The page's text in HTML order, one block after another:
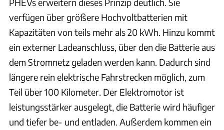
verfügen über größere Hochvoltbatterien mit
Kapazitäten von teils mehr als 20 kWh. Hinzu kommt
ein externer Ladeanschluss, über den die Batterie aus
dem Stromnetz geladen werden kann. Dadurch sind
längere rein elektrische Fahrstrecken möglich, zum
Teil über 100 Kilometer. Der Elektromotor ist
leistungsstärker ausgelegt, die Batterie wird häufiger
und tiefer be- und entladen. Außerdem kommen ein